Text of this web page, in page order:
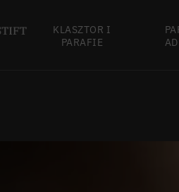
KLASZTOR I
PARAFIE